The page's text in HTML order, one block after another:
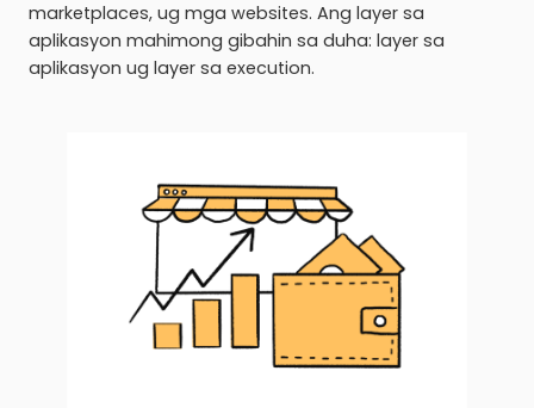
marketplaces, ug mga websites. Ang layer sa
aplikasyon mahimong gibahin sa duha: layer sa
aplikasyon ug layer sa execution.